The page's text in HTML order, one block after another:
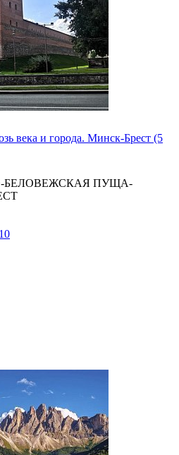
века и города. Минск-Брест (5
БЕЛОВЕЖСКАЯ ПУЩА-